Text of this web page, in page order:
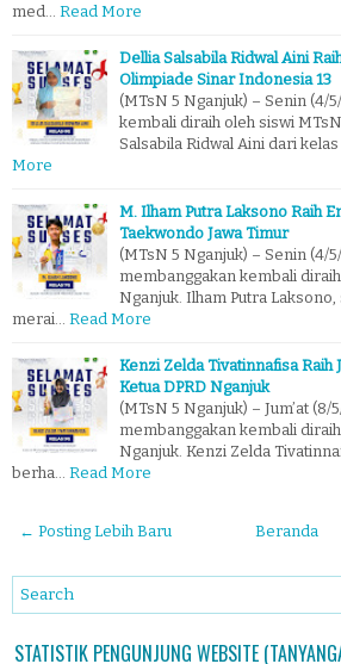
med… Read More
Dellia Salsabila Ridwal Aini
Olimpiade Sinar Indonesia 13
(MTsN 5 Nganjuk) – Senin (4/
kembali diraih oleh siswi
Salsabila Ridwal Aini dari
More
M. Ilham Putra Laksono Raih
Taekwondo Jawa Timur
(MTsN 5 Nganjuk) – Senin (4/
membanggakan kembali
Nganjuk. Ilham Putra
merai… Read More
Kenzi Zelda Tivatinnafisa Raih
Ketua DPRD Nganjuk
(MTsN 5 Nganjuk) – Jum’at (8/
membanggakan kembali
Nganjuk. Kenzi Zelda
berha… Read More
← Posting Lebih Baru Beranda
STATISTIK PENGUNJUNG WEBSITE